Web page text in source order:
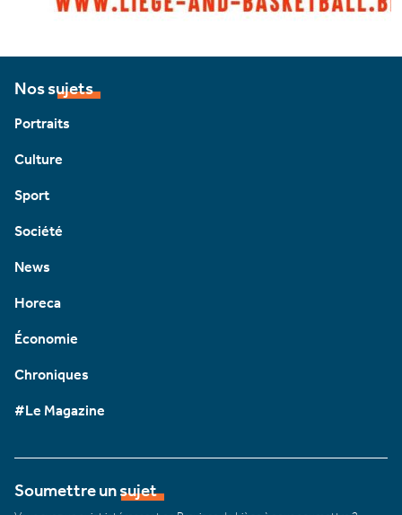
Nos sujets
Portraits
Culture
Sport
Société
News
Horeca
Économie
Chroniques
#Le Magazine
Soumettre un sujet